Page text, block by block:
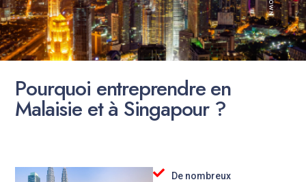
Pourquoi entreprendreen
Malaisie et à Singapour ?
De nombreux